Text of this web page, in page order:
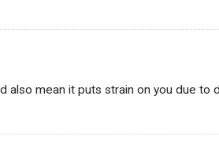
also mean it puts strain on you due to